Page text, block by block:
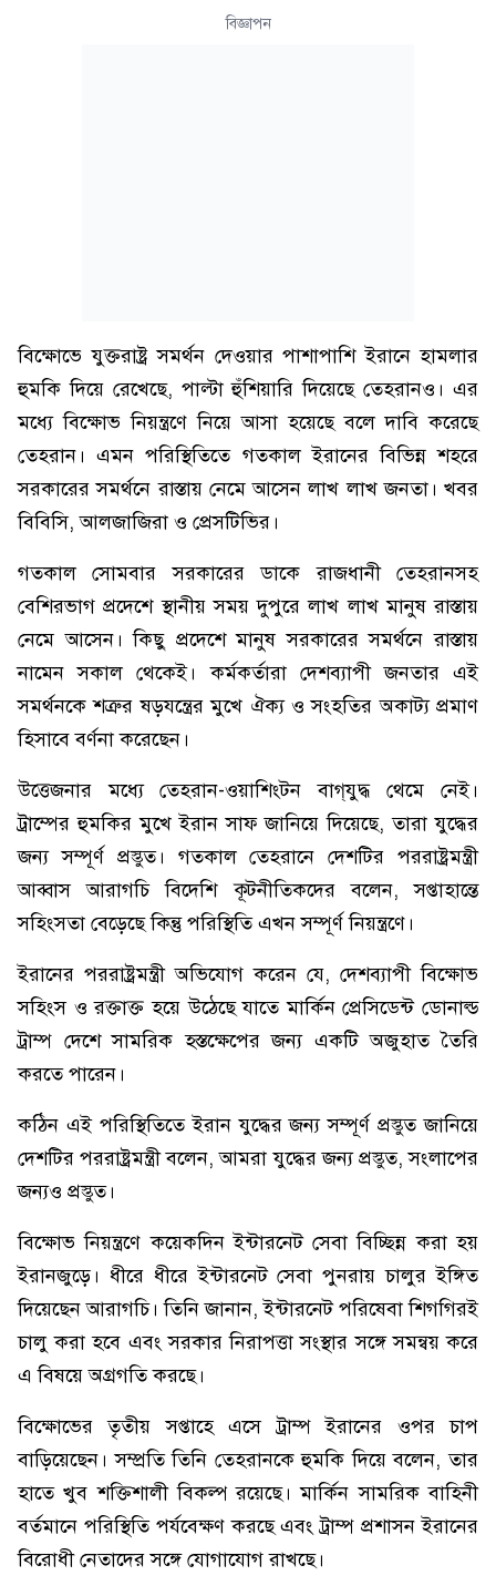
বিজ্ঞাপন
বিক্ষোভে যুক্তরাষ্ট্র সমর্থন দেওয়ার পাশাপাশি ইরানে হামলার
হুমকি দিয়ে রেখেছে, পাল্টা হুঁশিয়ারি দিয়েছে তেহরানও। এর
মধ্যে বিক্ষোভ নিয়ন্ত্রণে নিয়ে আসা হয়েছে বলে দাবি করেছে
তেহরান। এমন পরিস্থিতিতে গতকাল ইরানের বিভিন্ন শহরে
সরকারের সমর্থনে রাস্তায় নেমে আসেন লাখ লাখ জনতা। খবর
বিবিসি, আলজাজিরা ও প্রেসটিভির।
গতকাল সোমবার সরকারের ডাকে রাজধানী তেহরানসহ
বেশিরভাগ প্রদেশে স্থানীয় সময় দুপুরে লাখ লাখ মানুষ রাস্তায়
নেমে আসেন। কিছু প্রদেশে মানুষ সরকারের সমর্থনে রাস্তায়
নামেন সকাল থেকেই। কর্মকর্তারা দেশব্যাপী জনতার এই
সমর্থনকে শত্রুর ষড়যন্ত্রের মুখে ঐক্য ও সংহতির অকাট্য প্রমাণ
হিসাবে বর্ণনা করেছেন।
উত্তেজনার মধ্যে তেহরান-ওয়াশিংটন বাগ্‌যুদ্ধ থেমে নেই।
ট্রাম্পের হুমকির মুখে ইরান সাফ জানিয়ে দিয়েছে, তারা যুদ্ধের
জন্য সম্পূর্ণ প্রস্তুত। গতকাল তেহরানে দেশটির পররাষ্ট্রমন্ত্রী
আব্বাস আরাগচি বিদেশি কূটনীতিকদের বলেন, সপ্তাহান্তে
সহিংসতা বেড়েছে কিন্তু পরিস্থিতি এখন সম্পূর্ণ নিয়ন্ত্রণে।
ইরানের পররাষ্ট্রমন্ত্রী অভিযোগ করেন যে, দেশব্যাপী বিক্ষোভ
সহিংস ও রক্তাক্ত হয়ে উঠেছে যাতে মার্কিন প্রেসিডেন্ট ডোনাল্ড
ট্রাম্প দেশে সামরিক হস্তক্ষেপের জন্য একটি অজুহাত তৈরি
করতে পারেন।
কঠিন এই পরিস্থিতিতে ইরান যুদ্ধের জন্য সম্পূর্ণ প্রস্তুত জানিয়ে
দেশটির পররাষ্ট্রমন্ত্রী বলেন, আমরা যুদ্ধের জন্য প্রস্তুত, সংলাপের
জন্যও প্রস্তুত।
বিক্ষোভ নিয়ন্ত্রণে কয়েকদিন ইন্টারনেট সেবা বিচ্ছিন্ন করা হয়
ইরানজুড়ে। ধীরে ধীরে ইন্টারনেট সেবা পুনরায় চালুর ইঙ্গিত
দিয়েছেন আরাগচি। তিনি জানান, ইন্টারনেট পরিষেবা শিগগিরই
চালু করা হবে এবং সরকার নিরাপত্তা সংস্থার সঙ্গে সমন্বয় করে
এ বিষয়ে অগ্রগতি করছে।
বিক্ষোভের তৃতীয় সপ্তাহে এসে ট্রাম্প ইরানের ওপর চাপ
বাড়িয়েছেন। সম্প্রতি তিনি তেহরানকে হুমকি দিয়ে বলেন, তার
হাতে খুব শক্তিশালী বিকল্প রয়েছে। মার্কিন সামরিক বাহিনী
বর্তমানে পরিস্থিতি পর্যবেক্ষণ করছে এবং ট্রাম্প প্রশাসন ইরানের
বিরোধী নেতাদের সঙ্গে যোগাযোগ রাখছে।